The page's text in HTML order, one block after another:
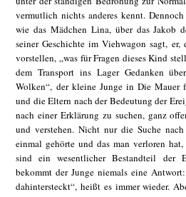
vermutlich nichts anderes kennt.
wie das Mädchen Lina, über das Jakob
seiner Geschichte im Viehwagon sagt,
vorstellen, „was für Fragen dieses Kind
dem Transport ins Lager Gedanken
Wolken“, der kleine Junge in Die Mauer
und die Eltern nach der Bedeutung der
nach einer Erklärung zu suchen, ganz
und verstehen. Nicht nur die Suche
einmal gehörte und das man verloren
sind ein wesentlicher Bestandteil der
bekommt der Junge niemals eine
dahintersteckt“, heißt es immer wieder.